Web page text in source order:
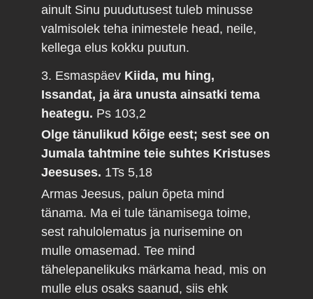
ainult Sinu puudutusest tuleb minusse
valmisolek teha inimestele head, neile,
kellega elus kokku puutun.
3. Esmaspäev Kiida, mu hing,
Issandat, ja ära unusta ainsatki tema
heategu. Ps 103,2
Olge tänulikud kõige eest; sest see on
Jumala tahtmine teie suhtes Kristuses
Jeesuses. 1Ts 5,18
Armas Jeesus, palun õpeta mind
tänama. Ma ei tule tänamisega toime,
sest rahulolematus ja nurisemine on
mulle omasemad. Tee mind
tähelepanelikuks märkama head, mis on
mulle elus osaks saanud, siis ehk